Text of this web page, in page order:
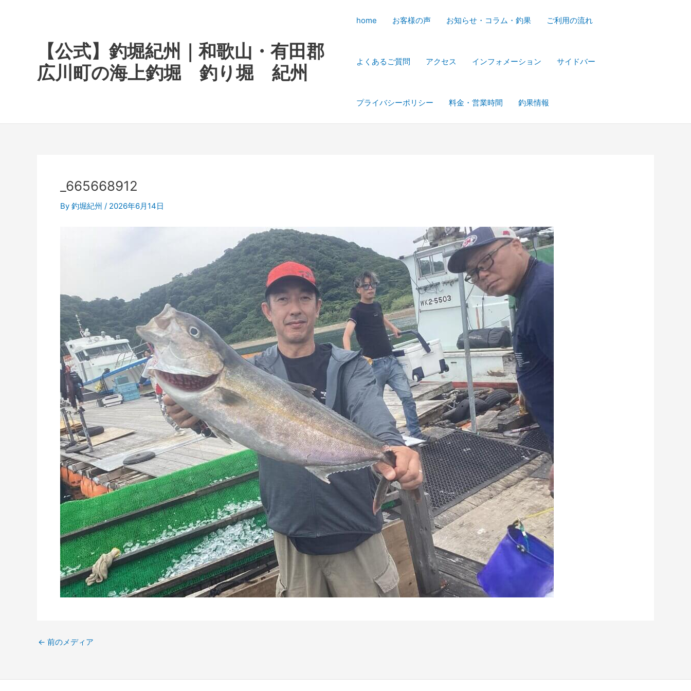
【公式】釣堀紀州｜和歌山・有田郡
広川町の海上釣堀 釣り堀 紀州
home お客様の声 お知らせ・コラム・釣果 ご利用の流れ
よくあるご質問 アクセス インフォメーション サイドバー
プライバシーポリシー 料金・営業時間 釣果情報
_665668912
By 釣堀紀州 / 2026年6月14日
← 前のメディア